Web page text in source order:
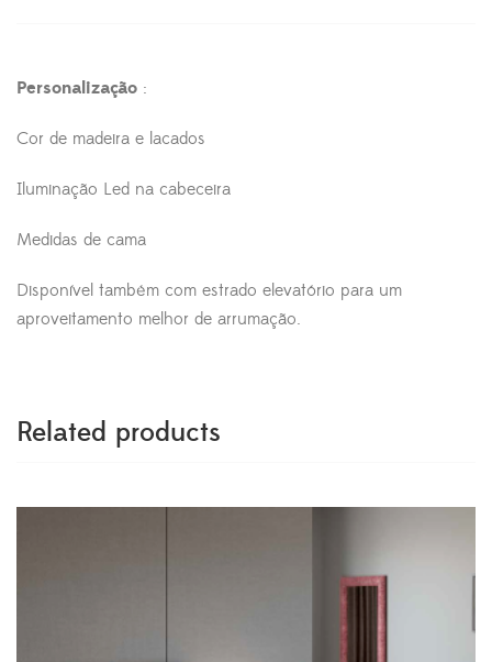
Personalização :
Cor de madeira e lacados
Iluminação Led na cabeceira
Medidas de cama
Disponível também com estrado elevatório para um
aproveitamento melhor de arrumação.
Related products